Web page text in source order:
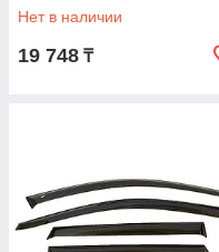
Нет в наличии
19 748 ₸